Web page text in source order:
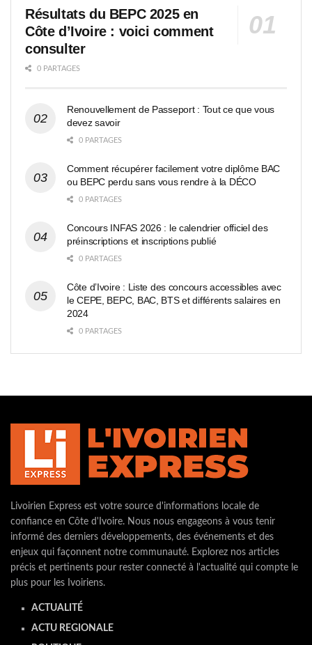
Résultats du BEPC 2025 en
Côte d’Ivoire : voici comment
consulter
0 PARTAGES
Renouvellement de Passeport : Tout ce que vous
devez savoir
0 PARTAGES
Comment récupérer facilement votre diplôme BAC
ou BEPC perdu sans vous rendre à la DÉCO
0 PARTAGES
Concours INFAS 2026 : le calendrier officiel des
préinscriptions et inscriptions publié
0 PARTAGES
Côte d’Ivoire : Liste des concours accessibles avec
le CEPE, BEPC, BAC, BTS et différents salaires en
2024
0 PARTAGES
Livoirien Express est votre source d'informations locale de
confiance en Côte d'Ivoire. Nous nous engageons à vous tenir
informé des derniers développements, des événements et des
enjeux qui façonnent notre communauté. Explorez nos articles
précis et pertinents pour rester connecté à l'actualité qui compte le
plus pour les Ivoiriens.
ACTUALITÉ
ACTU REGIONALE